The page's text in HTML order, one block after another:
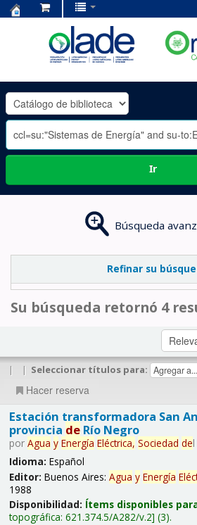
OLADE
-
Ir
Búsqueda
Refinar su
Su búsqueda retornó 4
| | Seleccionar títulos para:
Hacer reserva
Estación transformadora San
provincia deRío Negro
por Agua y Energía Eléctrica, Sociedad del
Idioma: Español
Editor: Buenos Aires: Agua y Energía
1988
Disponibilidad: Ítems disponibles
topográfica: 621.374.5/A282/v.2 (3).